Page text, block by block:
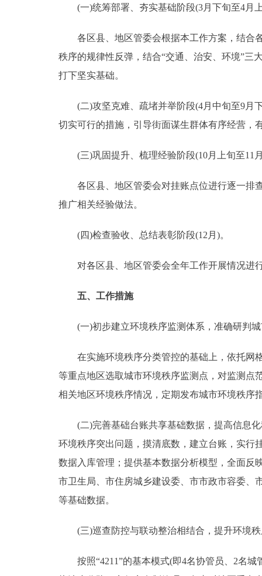
(一)统筹部署、夯实基础阶段(3月下旬至4月
各区县、地区管委会根据本工作方案，结合各
秩序的规律性反弹，结合“交通、治安、环境”三
打下坚实基础。
(二)攻坚克难、疏堵并举阶段(4月中旬至9月下
切实可行的措施，引导街面谋生群体有序经营，
(三)巩固提升、梳理经验阶段(10月上旬至11
各区县、地区管委会对挂账点位进行逐一排查
推广相关经验做法。
(四)检查验收、总结表彰阶段(12月)。
对各区县、地区管委会全年工作开展情况进
五、工作措施
(一)初步建立环境秩序监测体系，准确研判城
在实施环境秩序分类管控的基础上，依托网格
等重点地区选取城市环境秩序监测点，对监测点
相关地区环境秩序情况，定期发布城市环境秩序
(二)完善基础台账共享基础数据，提高信息化
环境秩序突出问题，摸清底数，建立台账，实行
数据入库管理；提供基本数据分析模型，全面反
市卫生局、市住房城乡建设委、市市政市容委、
等基础数据。
(三)巡查防控与联动整治相结合，提升环境秩
按照“4211”的基本模式(即4名协管员、2名城